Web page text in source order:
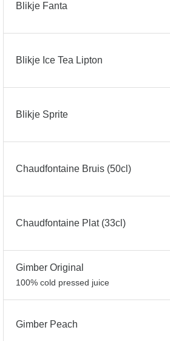
Blikje Fanta
Blikje Ice Tea Lipton
Blikje Sprite
Chaudfontaine Bruis (50cl)
Chaudfontaine Plat (33cl)
Gimber Original
100% cold pressed juice
Gimber Peach